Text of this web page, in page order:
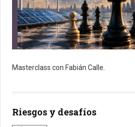
Masterclass con Fabián Calle.
Riesgos y desafíos